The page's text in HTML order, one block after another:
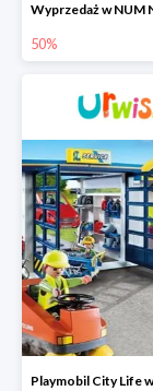
50%